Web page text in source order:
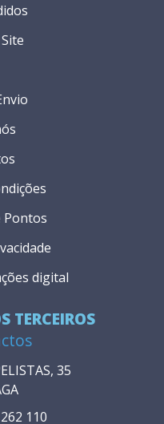
TERCEIROS
35
110
Pontos
digital